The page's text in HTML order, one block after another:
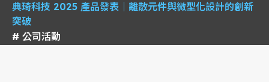
典琦科技 2025 產品發表｜離散元件與微型化設計的創新
突破
公司活動